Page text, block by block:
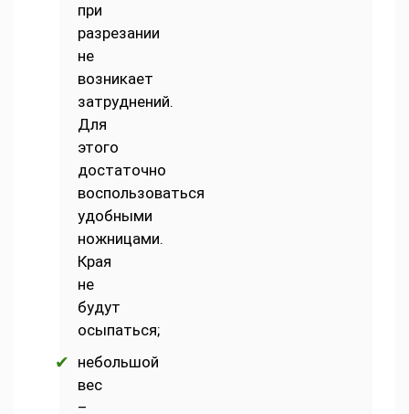
при
разрезании
не
возникает
затруднений.
Для
этого
достаточно
воспользоваться
удобными
ножницами.
Края
не
будут
осыпаться;
небольшой
вес
–